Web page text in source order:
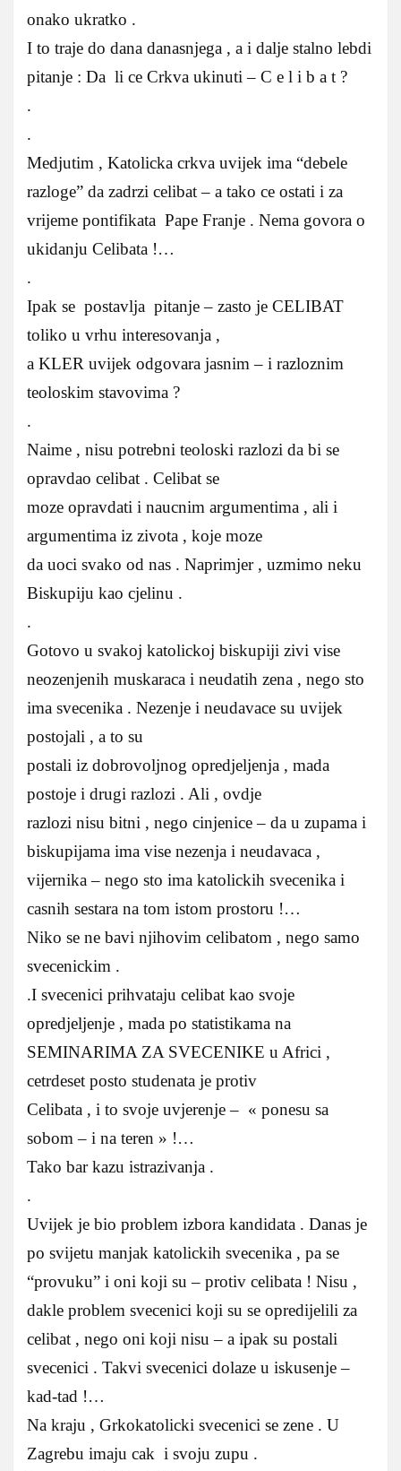
onako ukratko .
I to traje do dana danasnjega , a i dalje stalno lebdi
pitanje : Da li ce Crkva ukinuti – C e l i b a t ?
.
.
Medjutim , Katolicka crkva uvijek ima “debele
razloge” da zadrzi celibat – a tako ce ostati i za
vrijeme pontifikata Pape Franje . Nema govora o
ukidanju Celibata !…
.
Ipak se postavlja pitanje – zasto je CELIBAT
toliko u vrhu interesovanja ,
a KLER uvijek odgovara jasnim – i razloznim
teoloskim stavovima ?
.
Naime , nisu potrebni teoloski razlozi da bi se
opravdao celibat . Celibat se
moze opravdati i naucnim argumentima , ali i
argumentima iz zivota , koje moze
da uoci svako od nas . Naprimjer , uzmimo neku
Biskupiju kao cjelinu .
.
Gotovo u svakoj katolickoj biskupiji zivi vise
neozenjenih muskaraca i neudatih zena , nego sto
ima svecenika . Nezenje i neudavace su uvijek
postojali , a to su
postali iz dobrovoljnog opredjeljenja , mada
postoje i drugi razlozi . Ali , ovdje
razlozi nisu bitni , nego cinjenice – da u zupama i
biskupijama ima vise nezenja i neudavaca ,
vijernika – nego sto ima katolickih svecenika i
casnih sestara na tom istom prostoru !…
Niko se ne bavi njihovim celibatom , nego samo
svecenickim .
.I svecenici prihvataju celibat kao svoje
opredjeljenje , mada po statistikama na
SEMINARIMA ZA SVECENIKE u Africi ,
cetrdeset posto studenata je protiv
Celibata , i to svoje uvjerenje – « ponesu sa
sobom – i na teren » !…
Tako bar kazu istrazivanja .
.
Uvijek je bio problem izbora kandidata . Danas je
po svijetu manjak katolickih svecenika , pa se
“provuku” i oni koji su – protiv celibata ! Nisu ,
dakle problem svecenici koji su se opredijelili za
celibat , nego oni koji nisu – a ipak su postali
svecenici . Takvi svecenici dolaze u iskusenje –
kad-tad !…
Na kraju , Grkokatolicki svecenici se zene . U
Zagrebu imaju cak i svoju zupu .